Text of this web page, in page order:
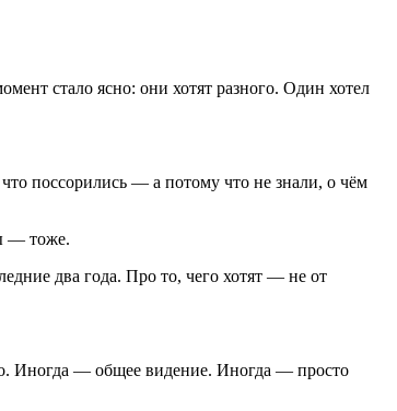
стало ясно: они хотят разного. Один хотел
что поссорились — а потому что не знали, о чём
— тоже.
два года. Про то, чего хотят — не от
Иногда — общее видение. Иногда — просто